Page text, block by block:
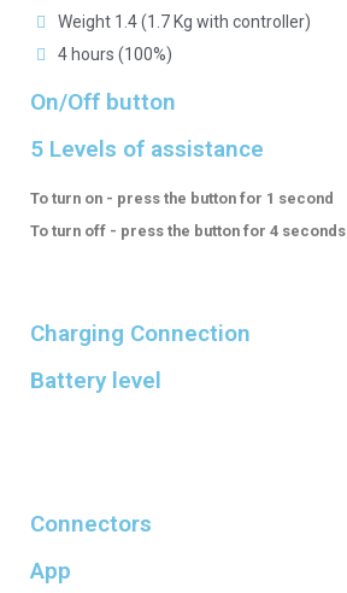
Weight 1.4 (1.7 Kg with controller)
4 hours (100%)
On/Off button
5 Levels of assistance
To turn on - press the button for 1 second
To turn off - press the button for 4 seconds
Charging Connection
Battery level
Connectors
App